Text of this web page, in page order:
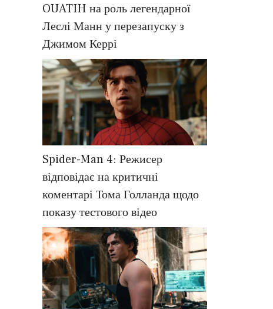
OUATIH на роль легендарної
Леслі Манн у перезапуску з
Джимом Керрі
Spider-Man 4: Режисер
відповідає на критичні
коментарі Тома Голланда щодо
показу тестового відео